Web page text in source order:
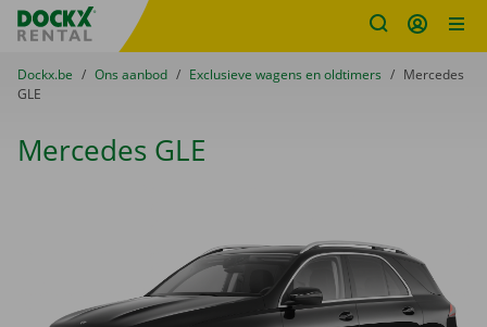
Fratello DEMO
U bevindt zich hier:
van
Dockx.be naar
Ons aanbod naar
Exclusieve wagens en oldtimers naar
Mercedes
GLE
Mercedes GLE